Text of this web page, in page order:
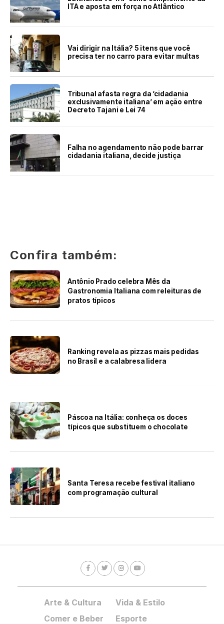
ITA e aposta em força no Atlântico
Vai dirigir na Itália? 5 itens que você
precisa ter no carro para evitar multas
Tribunal afasta regra da ‘cidadania
exclusivamente italiana’ em ação entre
Decreto Tajani e Lei 74
Falha no agendamento não pode barrar
cidadania italiana, decide justiça
Confira também:
Antônio Prado celebra Mês da
Gastronomia Italiana com releituras de
pratos típicos
Ranking revela as pizzas mais pedidas
no Brasil e a calabresa lidera
Páscoa na Itália: conheça os doces
típicos que substituem o chocolate
Santa Teresa recebe festival italiano
com programação cultural
Arte & Cultura
Comer e Beber
Vida & Estilo
Esporte